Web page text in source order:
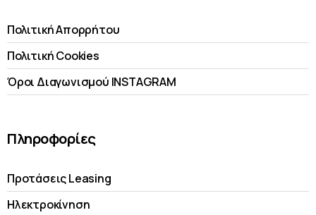
Πολιτική Απορρήτου
Πολιτική Cookies
Όροι Διαγωνισμού INSTAGRAM
Πληροφορίες
Προτάσεις Leasing
Ηλεκτροκίνηση